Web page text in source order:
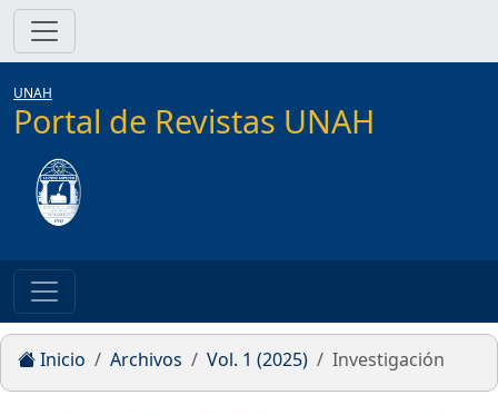
UNAH
Portal de Revistas UNAH
Inicio Archivos Vol. 1 (2025) Investigación